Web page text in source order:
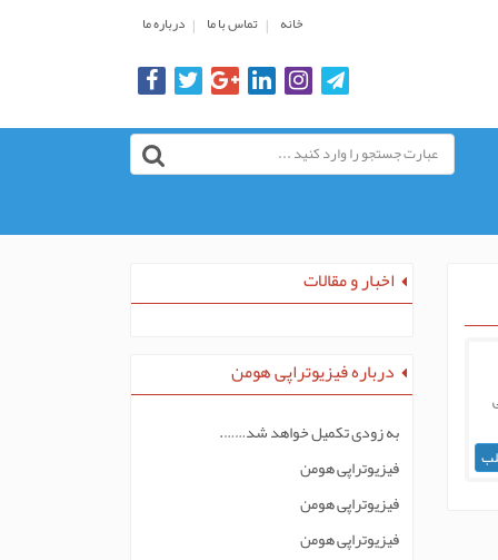
خانه تماس با ما درباره ما
اخبار و مقالات
درباره فیزیوتراپی هومن
به زودی تکمیل خواهد شد…….
فیزیوتراپی هومن
فیزیوتراپی هومن
فیزیوتراپی هومن